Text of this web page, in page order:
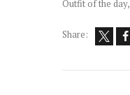
Outfit of the day,
Share: